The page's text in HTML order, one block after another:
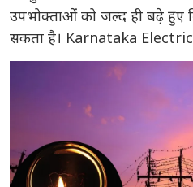
उपभोक्ताओं को जल्द ही बढ़े हुए
सकता है। Karnataka
Commission (KERC) ने
को अपने राजस्व घाटे की भरपाई
की अनुमति दे दी है। नियामक